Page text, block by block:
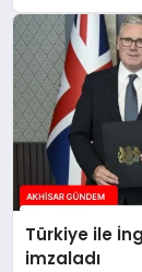
Türkiye ile
imzaladı